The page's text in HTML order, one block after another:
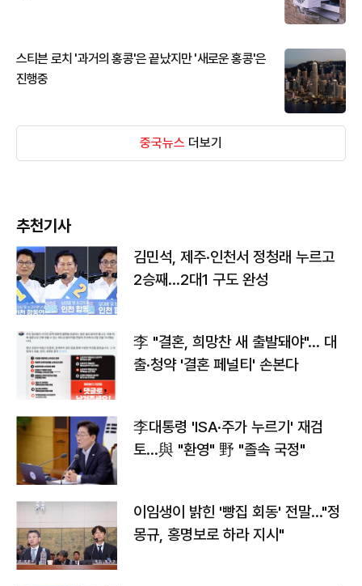
스티븐 로치 '과거의 홍콩'은 끝났지만 '새로운 홍콩'은
진행중
중국뉴스 더보기
추천기사
김민석, 제주·인천서 정청래 누르고
2승째…2대1 구도 완성
李 "결혼, 희망찬 새 출발돼야"… 대
출·청약 '결혼 페널티' 손본다
李대통령 'ISA·주가 누르기' 재검
토…與 "환영" 野 "졸속 국정"
이임생이 밝힌 '빵집 회동' 전말…"정
몽규, 홍명보로 하라 지시"